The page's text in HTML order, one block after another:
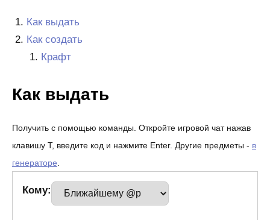
Как выдать
Как создать
Крафт
Как выдать
Получить с помощью команды. Откройте игровой чат нажав
клавишу T, введите код и нажмите Enter. Другие предметы - в
генераторе.
Кому: